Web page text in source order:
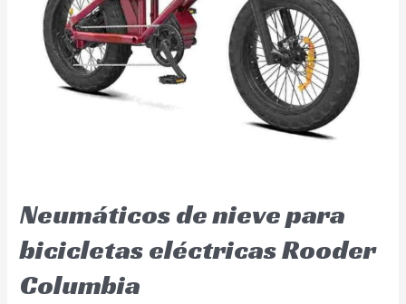
Neumáticos de nieve para
bicicletas eléctricas Rooder
Columbia